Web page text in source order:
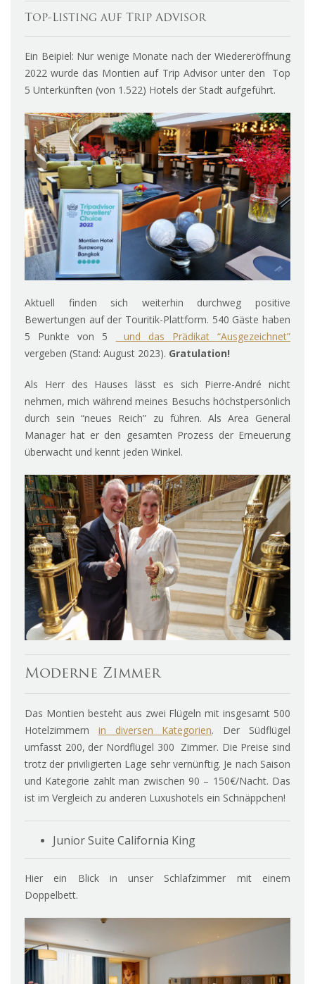
Top-Listing auf Trip Advisor
Ein Beipiel: Nur wenige Monate nach der Wiedereröffnung
2022 wurde das Montien auf Trip Advisor unter den Top
5 Unterkünften (von 1.522) Hotels der Stadt aufgeführt.
Aktuell finden sich weiterhin durchweg positive
Bewertungen auf der Touritik-Plattform. 540 Gäste haben
5 Punkte von 5
und das Prädikat “Ausgezeichnet”
vergeben (Stand: August 2023). Gratulation!
Als Herr des Hauses lässt es sich Pierre-André nicht
nehmen, mich während meines Besuchs höchstpersönlich
durch sein “neues Reich” zu führen. Als Area General
Manager hat er den gesamten Prozess der Erneuerung
überwacht und kennt jeden Winkel.
Moderne Zimmer
Das Montien besteht aus zwei Flügeln mit insgesamt 500
Hotelzimmern in diversen Kategorien. Der Südflügel
umfasst 200, der Nordflügel 300 Zimmer. Die Preise sind
trotz der priviligierten Lage sehr vernünftig. Je nach Saison
und Kategorie zahlt man zwischen 90 – 150€/Nacht. Das
ist im Vergleich zu anderen Luxushotels ein Schnäppchen!
Junior Suite California King
Hier ein Blick in unser Schlafzimmer mit einem
Doppelbett.